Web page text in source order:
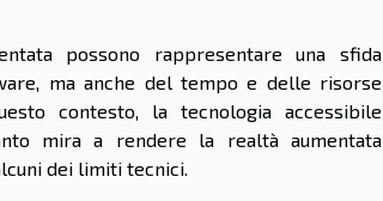
possono rappresentare una sfida
ma anche del tempo e delle risorse
contesto, la tecnologia accessibile
mira a rendere la realtà aumentata
dei limiti tecnici.